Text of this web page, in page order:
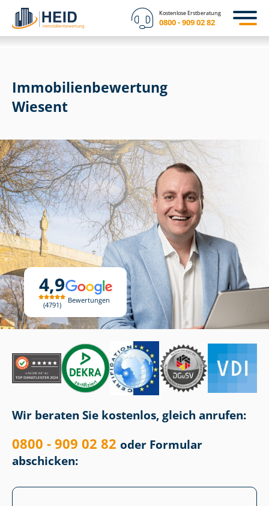
Kostenlose Erstberatung
0800 - 909 02 82
4,9
4791
Bewertungen
Immobilien­bewertung
Wiesent
Wir beraten Sie kostenlos, gleich anrufen:
0800 - 909 02 82 oder Formular
abschicken: